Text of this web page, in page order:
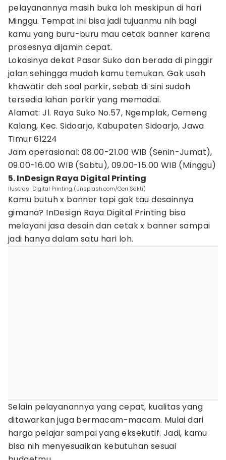
pelayanannya masih buka loh meskipun di hari
Minggu. Tempat ini bisa jadi tujuanmu nih bagi
kamu yang buru-buru mau cetak banner karena
prosesnya dijamin cepat.
Lokasinya dekat Pasar Suko dan berada di pinggir
jalan sehingga mudah kamu temukan. Gak usah
khawatir deh soal parkir, sebab di sini sudah
tersedia lahan parkir yang memadai.
Alamat: Jl. Raya Suko No.57, Ngemplak, Cemeng
Kalang, Kec. Sidoarjo, Kabupaten Sidoarjo, Jawa
Timur 61224
Jam operasional: 08.00-21.00 WIB (Senin-Jumat),
09.00-16.00 WIB (Sabtu), 09.00-15.00 WIB (Minggu)
5. InDesign Raya Digital Printing
Ilustrasi Digital Printing (unsplash.com/Geri Sakti)
Kamu butuh x banner tapi gak tau desainnya
gimana? InDesign Raya Digital Printing bisa
melayani jasa desain dan cetak x banner sampai
jadi hanya dalam satu hari loh.
Selain pelayanannya yang cepat, kualitas yang
ditawarkan juga bermacam-macam. Mulai dari
harga pelajar sampai yang eksekutif. Jadi, kamu
bisa nih menyesuaikan kebutuhan sesuai